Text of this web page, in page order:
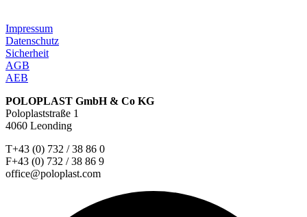
Impressum
Datenschutz
Sicherheit
AGB
AEB
POLOPLAST GmbH & Co KG
Poloplaststraße 1
4060 Leonding
T+43 (0) 732 / 38 86 0
F+43 (0) 732 / 38 86 9
office@poloplast.com